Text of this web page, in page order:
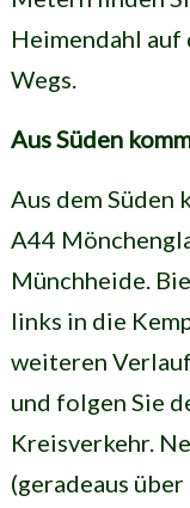
Heimendahl
Wegs.
Aus Süden
Aus dem Süden
A44
Münchheide.
links in die
weiteren
und folgen Sie
Kreisverkehr.
(geradeaus